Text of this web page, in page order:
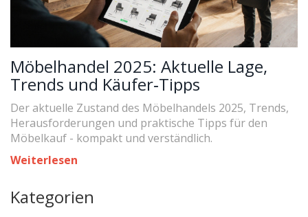
Möbelhandel 2025: Aktuelle Lage,
Trends und Käufer‑Tipps
Der aktuelle Zustand des Möbelhandels 2025, Trends,
Herausforderungen und praktische Tipps für den
Möbelkauf - kompakt und verständlich.
Weiterlesen
Kategorien